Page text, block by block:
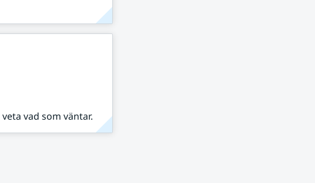
vad som väntar.